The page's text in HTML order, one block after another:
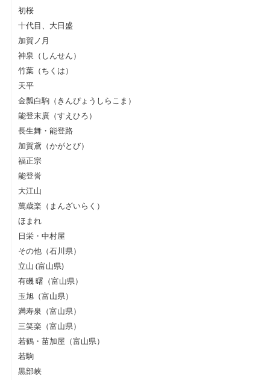
初桜
十代目、大日盛
加賀ノ月
神泉（しんせん）
竹葉（ちくは）
天平
金瓢白駒（きんぴょうしらこま）
能登末廣（すえひろ）
長生舞・能登路
加賀鳶（かがとび）
福正宗
能登誉
大江山
萬歳楽（まんざいらく）
ほまれ
日栄・中村屋
その他（石川県）
立山 (富山県)
有磯 曙（富山県）
玉旭（富山県）
満寿泉（富山県）
三笑楽（富山県）
若鶴・苗加屋（富山県）
若駒
黒部峡